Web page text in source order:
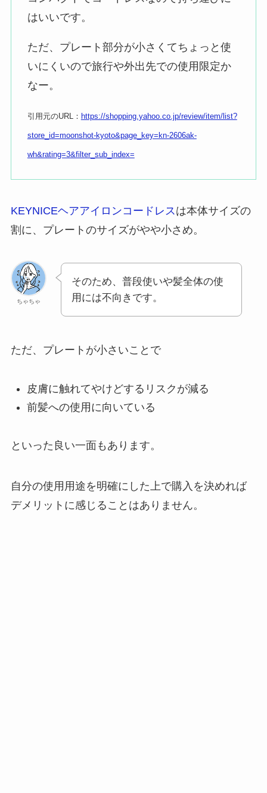
はいいです。
ただ、プレート部分が小さくてちょっと使
いにくいので旅行や外出先での使用限定か
なー。
引用元のURL： https://shopping.yahoo.co.jp/review/item/list?
store_id=moonshot-kyoto&page_key=kn-2606ak-
wh&rating=3&filter_sub_index=
KEYNICEヘアアイロンコードレス は本体サイズの
割に、プレートのサイズがやや小さめ。
ちゃちゃ
そのため、普段使いや髪全体の使
用には不向きです。
ただ、プレートが小さいことで
皮膚に触れてやけどするリスクが減る
前髪への使用に向いている
といった良い一面もあります。
自分の使用用途を明確にした上で購入を決めれば
デメリットに感じることはありません。